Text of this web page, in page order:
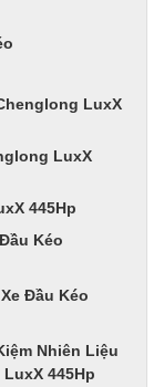
LuxX
LuxX
445Hp
Kéo
Đầu Kéo
Nhiên Liệu
445Hp